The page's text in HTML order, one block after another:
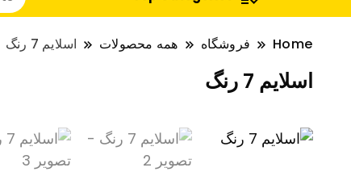
Home فروشگاه همه محصولات اسلایم 7 رنگ
اسلایم 7 رنگ